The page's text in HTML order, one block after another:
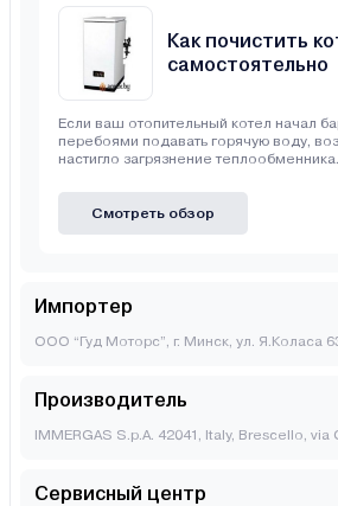
Как почистить
самостоятельно
Если ваш отопительный котел начал
перебоями подавать горячую воду,
настигло загрязнение
Смотреть обзор
Импортер
ООО “Гуд Моторс”, г. Минск, ул. Я.Коласа
Производитель
IMMERGAS S.p.A. 42041, Italy, Brescello, via
Сервисный центр